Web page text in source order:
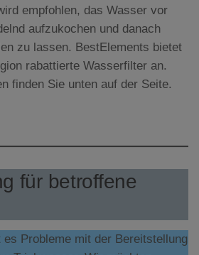
empfohlen, das Wasser vor
aufzukochen und danach
zu lassen. BestElements bietet
rabattierte Wasserfilter an.
finden Sie unten auf der Seite.
für betroffene
es Probleme mit der Bereitstellung